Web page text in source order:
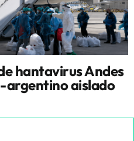
hantavirus Andes
aislado